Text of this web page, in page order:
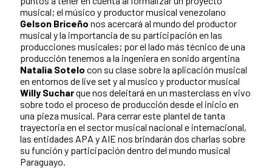
musical; el músico y productor musical venezolano
Gelson Briceño nos acercará al mundo del productor
musical y la importancia de su participación en las
producciones musicales; por el lado más técnico de una
producción tenemos a la ingeniera en sonido argentina
Natalia Sotelo con su clase sobre la aplicación musical
en entornos de live set y al musico y productor musical
Willy Sucharque nos deleitará en un masterclass en vivo
sobre todo el proceso de producción desde el inicio en
una pieza musical. Para cerrar este plantel de tanta
trayectoria en el sector musical nacional e internacional,
las entidades APA y AIE nos brindarán dos charlas sobre
su función y participación dentro del mundo musical
Paraguayo.